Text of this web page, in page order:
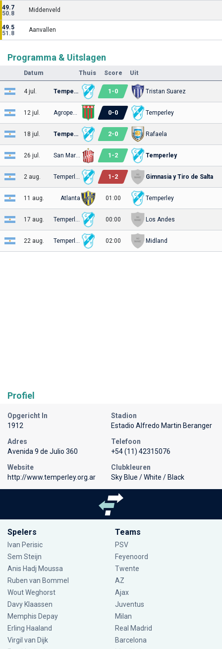
49.7
50.8
Middenveld
49.5
51.8
Aanvallen
Programma & Uitslagen
Datum Thuis Score Uit
4 jul. Temperley 1 -0 Tristan Suarez
12 jul. Agropecuario 0-0 Temperley
18 jul. Temperley 2-0 Rafaela
26 jul. San Martin 1 -2 Temperley
2 aug. Temperley 1 -2 Gimnasia y Tiro de Salta
11 aug. Atlanta 01:00 Temperley
17 aug. Temperley 00:00 Los Andes
22 aug. Temperley 02:00 Midland
Profiel
Opgericht In
1912
Stadion
Estadio Alfredo Martin Beranger
Adres
Avenida 9 de Julio 360
Telefoon
+54 (11) 42315076
Website
http://www.temperley.org.ar
Clubkleuren
Sky Blue / White / Black
Spelers
Ivan Perisic
Sem Steijn
Anis Hadj Moussa
Ruben van Bommel
Wout Weghorst
Davy Klaassen
Memphis Depay
Erling Haaland
Virgil van Dijk
Teams
PSV
Feyenoord
Twente
AZ
Ajax
Juventus
Milan
Real Madrid
Barcelona